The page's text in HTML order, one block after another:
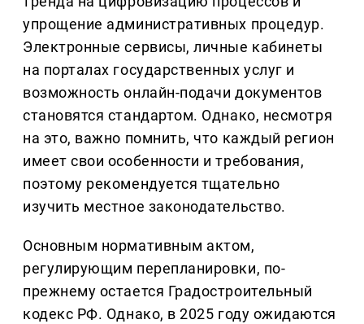
упрощение административных процедур.
Электронные сервисы, личные кабинеты
на порталах государственных услуг и
возможность онлайн-подачи документов
становятся стандартом. Однако, несмотря
на это, важно помнить, что каждый регион
имеет свои особенности и требования,
поэтому рекомендуется тщательно
изучить местное законодательство.
Основным нормативным актом,
регулирующим перепланировки, по-
прежнему остается Градостроительный
кодекс РФ. Однако, в 2025 году ожидаются